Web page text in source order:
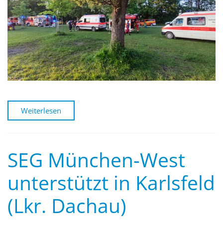
Weiterlesen
SEG München-West
unterstützt in Karlsfeld
(Lkr. Dachau)